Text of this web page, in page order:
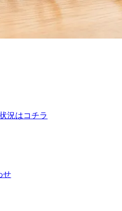
況はコチラ